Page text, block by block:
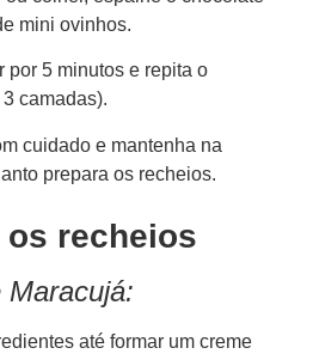
mini ovinhos.
por 5 minutos e repita o
camadas).
cuidado e mantenha na
prepara os recheios.
os recheios
Maracujá:
até formar um creme